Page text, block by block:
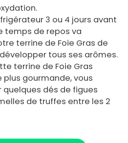
3 ou 4 jours avant
temps de repos va
terrine de Foie Gras de
tous ses arômes.
terrine de Foie Gras
gourmande, vous
quelques dés de figues
de truffes entre les 2